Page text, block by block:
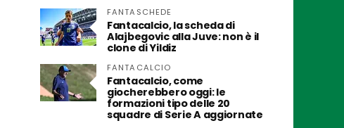
FANTASCHEDE
Fantacalcio, la scheda di
Alajbegovic alla Juve: non è il
clone di Yildiz
FANTACALCIO
Fantacalcio, come
giocherebbero oggi: le
formazioni tipo delle 20
squadre di Serie A aggiornate